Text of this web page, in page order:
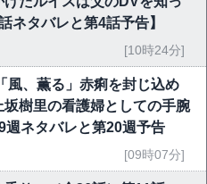
ネタバレと第4話予告】
[10時24分]
風、薫る」赤痢を封じ込め
坂樹里の看護婦としての手腕
ネタバレと第20週予告
[09時07分]